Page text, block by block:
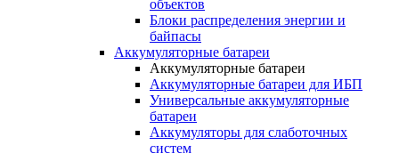
объектов
Блоки распределения энергии и
байпасы
Аккумуляторные батареи
Аккумуляторные батареи
Аккумуляторные батареи для ИБП
Универсальные аккумуляторные
батареи
Аккумуляторы для слаботочных
систем